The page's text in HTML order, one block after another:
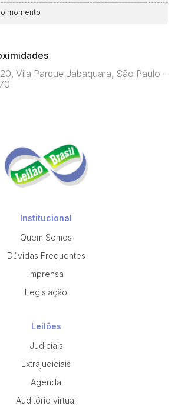
momento
Vila Parque Jabaquara, São Paulo -
Institucional
Quem Somos
Dúvidas Frequentes
Imprensa
Legislação
Leilões
Judiciais
Extrajudiciais
Agenda
Auditório virtual